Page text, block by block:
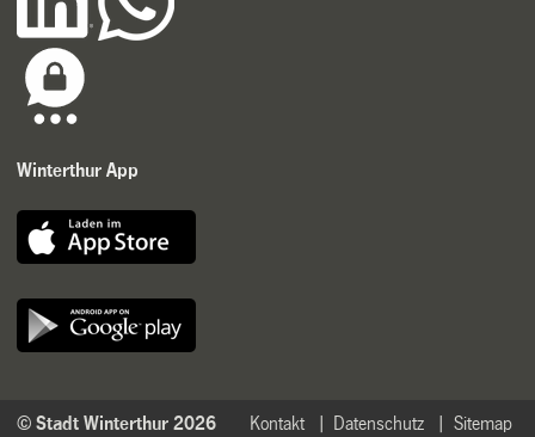
Winterthur App
Sitemap
Datenschutz
Kontakt
© Stadt Winterthur 2026